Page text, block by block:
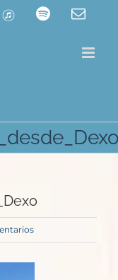
ITunes Spotify